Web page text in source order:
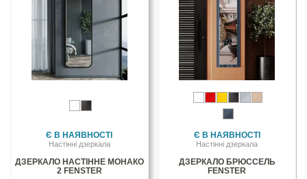
Є В НАЯВНОСТІ
Настінні дзеркала
ДЗЕРКАЛО НАСТІННЕ МОНАКО
2 FENSTER
Є В НАЯВНОСТІ
Настінні дзеркала
ДЗЕРКАЛО БРЮССЕЛЬ
FENSTER